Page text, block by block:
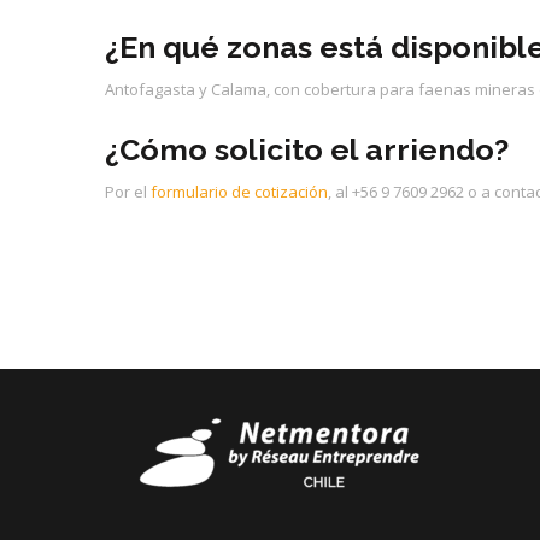
¿En qué zonas está
Antofagasta y Calama, con cobertura para faenas mineras
¿Cómo solicito el arriendo?
Por el formulario de cotización, al +56 9 7609 2962 o a